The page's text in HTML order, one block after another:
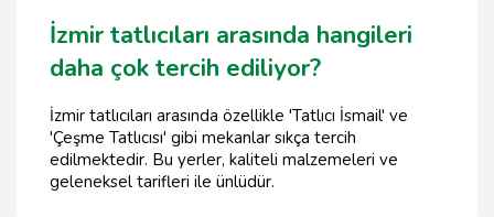
İzmir tatlıcıları arasında hangileri
daha çok tercih ediliyor?
İzmir tatlıcıları arasında özellikle 'Tatlıcı İsmail' ve
'Çeşme Tatlıcısı' gibi mekanlar sıkça tercih
edilmektedir. Bu yerler, kaliteli malzemeleri ve
geleneksel tarifleri ile ünlüdür.